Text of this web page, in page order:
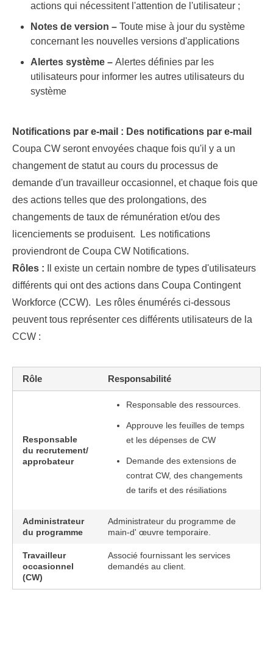
actions qui nécessitent l'attention de l'utilisateur ;
Notes de version – Toute mise à jour du système
concernant les nouvelles versions d'applications
Alertes système – Alertes définies par les
utilisateurs pour informer les autres utilisateurs du
système
Notifications par e-mail : Des notifications par e-mail
Coupa CW seront envoyées chaque fois qu'il y a un
changement de statut au cours du processus de
demande d'un travailleur occasionnel, et chaque fois que
des actions telles que des prolongations, des
changements de taux de rémunération et/ou des
licenciements se produisent. Les notifications
proviendront de Coupa CW Notifications.
Rôles :
Il existe un certain nombre de types d'utilisateurs
différents qui ont des actions dans Coupa Contingent
Workforce (CCW). Les rôles énumérés ci-dessous
peuvent tous représenter ces différents utilisateurs de la
CCW :
Rôle Responsabilité
Responsable
du recrutement/
approbateur
Responsable des ressources.
Approuve les feuilles de temps
et les dépenses de CW
Demande des extensions de
contrat CW, des changements
de tarifs et des résiliations
Administrateur
du programme
Administrateur du programme de
main-d' œuvre temporaire.
Travailleur
occasionnel
(CW)
Associé fournissant les services
demandés au client.